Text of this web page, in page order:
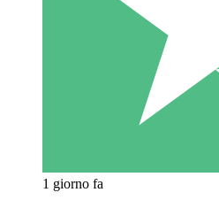
1 giorno fa